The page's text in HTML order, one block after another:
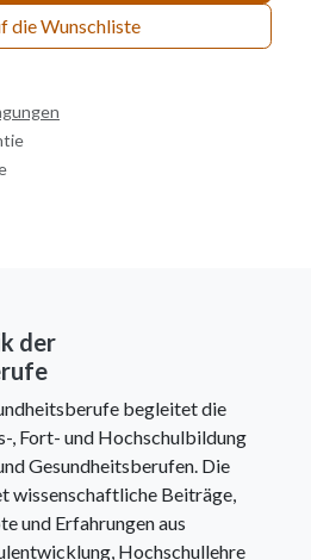
die Wunschliste
der
begleitet die
, Fort- und Hochschulbildung
Gesundheitsberufen. Die
wissenschaftliche Beiträge,
und Erfahrungen aus
Hochschullehre